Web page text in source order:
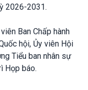
2026-2031.
Ban Chấp hành
hội, Ủy viên Hội
Tiểu ban nhân sự
Họp báo.